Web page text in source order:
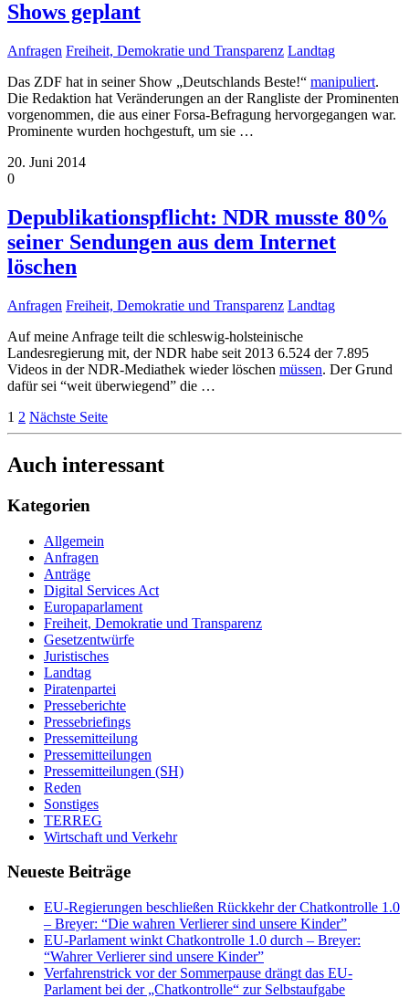
Shows geplant
Anfragen Freiheit, Demokratie und Transparenz Landtag
Das ZDF hat in seiner Show „Deutschlands Beste!“ manipuliert.
Die Redaktion hat Veränderungen an der Rangliste der Prominenten
vorgenommen, die aus einer Forsa-Befragung hervorgegangen war.
Prominente wurden hochgestuft, um sie …
20. Juni 2014
0
Depublikationspflicht: NDR musste 80%
seiner Sendungen aus dem Internet
löschen
Anfragen Freiheit, Demokratie und Transparenz Landtag
Auf meine Anfrage teilt die schleswig-holsteinische
Landesregierung mit, der NDR habe seit 2013 6.524 der 7.895
Videos in der NDR-Mediathek wieder löschen müssen. Der Grund
dafür sei “weit überwiegend” die …
1 2 Nächste Seite
Auch interessant
Kategorien
Allgemein
Anfragen
Anträge
Digital Services Act
Europaparlament
Freiheit, Demokratie und Transparenz
Gesetzentwürfe
Juristisches
Landtag
Piratenpartei
Presseberichte
Pressebriefings
Pressemitteilung
Pressemitteilungen
Pressemitteilungen (SH)
Reden
Sonstiges
TERREG
Wirtschaft und Verkehr
Neueste Beiträge
EU-Regierungen beschließen Rückkehr der Chatkontrolle 1.0
– Breyer: “Die wahren Verlierer sind unsere Kinder”
EU-Parlament winkt Chatkontrolle 1.0 durch – Breyer:
“Wahrer Verlierer sind unsere Kinder”
Verfahrenstrick vor der Sommerpause drängt das EU-
Parlament bei der „Chatkontrolle“ zur Selbstaufgabe